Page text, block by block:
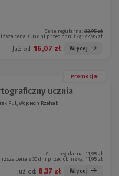
Cena regularna: 22,95 zł
cena z 30 dni przed obniżką:22,95 zł
Już od: 16,07 zł Więcej
Promocja!
ucznia
Pul, Wojciech Rzehak
Cena regularna: 11,95 zł
cena z 30 dni przed obniżką:11,95 zł
Już od: 8,37 zł Więcej